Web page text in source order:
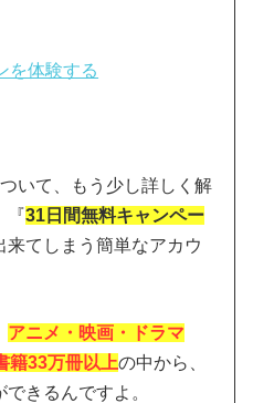
を体験する
いて、もう少し詳しく解
『31日間無料キャンペー
来てしまう簡単なアカウ
アニメ・映画・ドラマ
籍33万冊以上の中から、
きるんですよ。